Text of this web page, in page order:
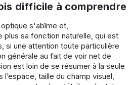
difficile à comprendre
s'abîme et,
plus sa fonction naturelle, qui est
si une attention toute particulière
générale au fait de voir net de
est loin de se résumer à la seule
l’espace, taille du champ visuel,